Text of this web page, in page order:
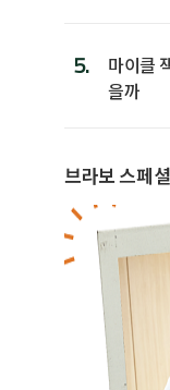
5.
마이클
을까
브라보 스페셜